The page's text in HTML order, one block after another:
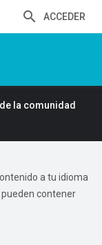
ACCEDER
la comunidad
a tu idioma
contener